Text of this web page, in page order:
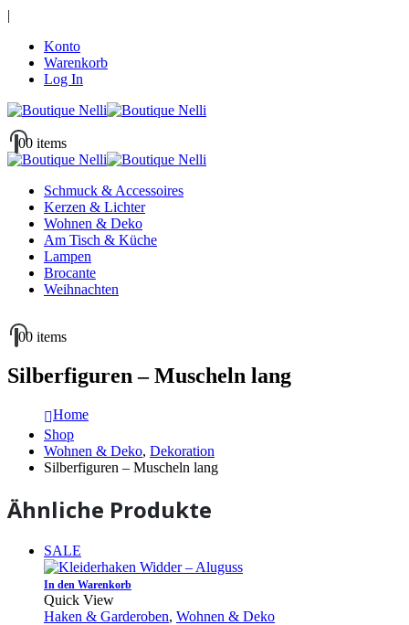
|
Konto
Warenkorb
Log In
00 items
Schmuck & Accessoires
Kerzen & Lichter
Wohnen & Deko
Am Tisch & Küche
Lampen
Brocante
Weihnachten
00 items
Silberfiguren – Muscheln lang
Home
Shop
Wohnen & Deko, Dekoration
Silberfiguren – Muscheln lang
Ähnliche Produkte
SALE
In den Warenkorb
Quick View
Haken & Garderoben, Wohnen & Deko